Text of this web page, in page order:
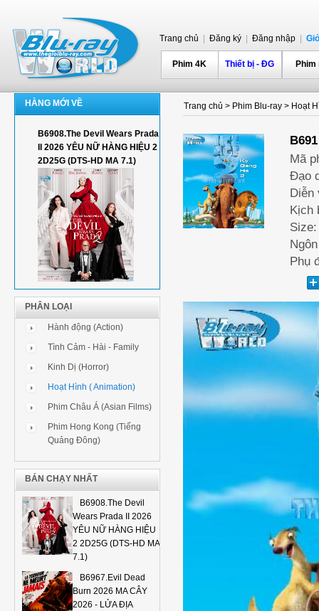
Trang chủ Đăng ký Đăng nhập
Phim 4K Thiết bị - ĐG
HÀNG MỚI VỀ
B6908.The Devil Wears Prada
II 2026 YÊU NỮ HÀNG HIỆU 2
2D25G (DTS-HD MA 7.1)
PHÂN LOẠI
Hành động (Action)
Tình Cảm - Hài - Family
Kinh Dị (Horror)
Hoạt Hình ( Animation)
Phim Châu Á (Asian Films)
Phim Hong Kong (Tiếng
Quảng Đông)
BÁN CHẠY NHẤT
B6908.The Devil
Wears Prada II 2026
YÊU NỮ HÀNG HIỆU
2 2D25G (DTS-HD MA
7.1)
B6967.Evil Dead
Burn 2026 MA CÂY
2026 - LỬA ĐỊA
Trang chủ > Phim Blu-ray > Hoạt
Mã
Đạo
Diễn
Kịch
Phụ